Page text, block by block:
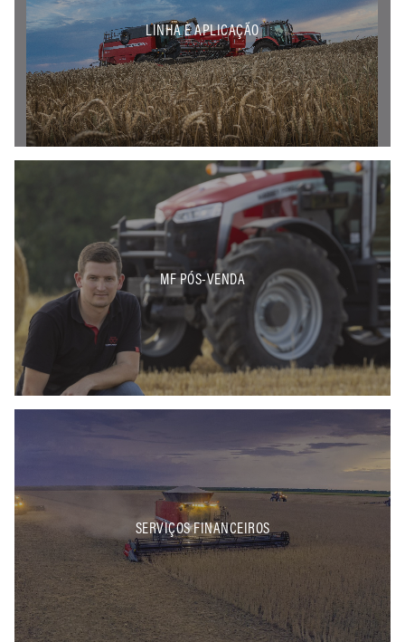
LINHA E APLICAÇÃO
MF PÓS-VENDA
SERVIÇOS FINANCEIROS